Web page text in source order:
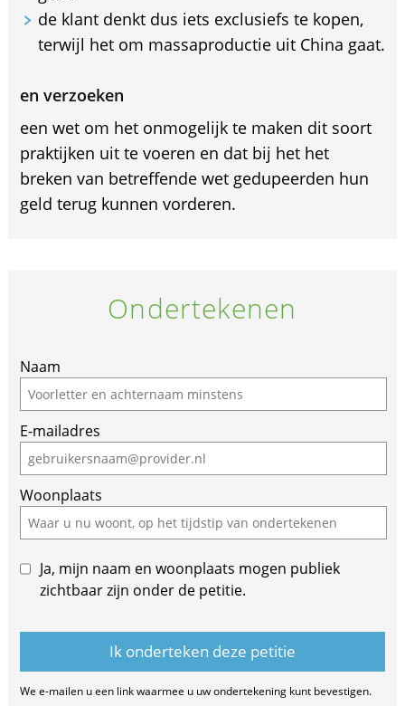
de klant denkt dus iets exclusiefs te kopen,
terwijl het om massaproductie uit China gaat.
en verzoeken
een wet om het onmogelijk te maken dit soort
praktijken uit te voeren en dat bij het het
breken van betreffende wet gedupeerden hun
geld terug kunnen vorderen.
Ondertekenen
Naam
E-mailadres
Woonplaats
Ja, mijn naam en woonplaats mogen publiek
zichtbaar zijn onder de petitie.
We e-mailen u een link waarmee u uw ondertekening kunt bevestigen.